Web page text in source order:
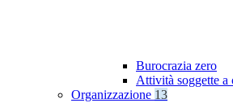
Burocrazia zero
Attività soggette a
Organizzazione 13